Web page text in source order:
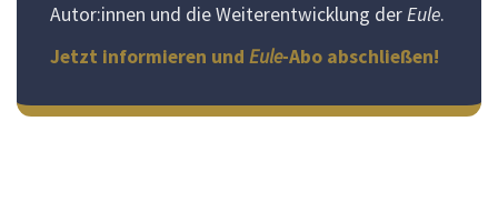
Autor:innen und die Weiterentwicklung derEule.
Jetzt informieren und Eule-Abo abschließen!